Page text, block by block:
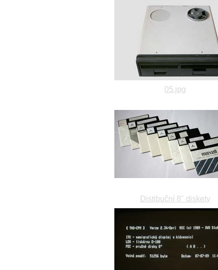
05.jpg
Distibuční 8" diskety